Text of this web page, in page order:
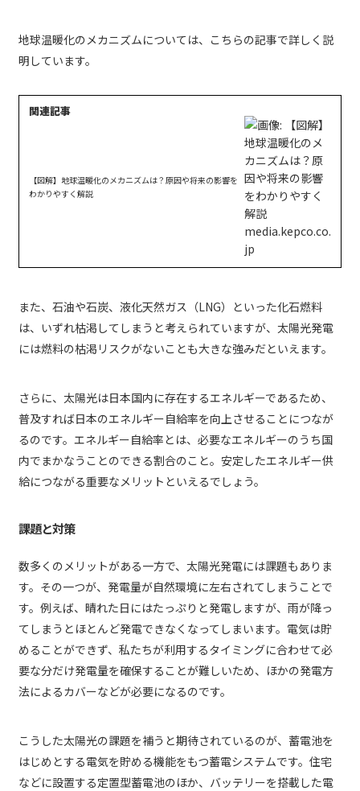
地球温暖化のメカニズムについては、こちらの記事で詳しく説
明しています。
【図解】地球温暖化のメカニズムは？原因や将来の影響を
わかりやすく解説
また、石油や石炭、液化天然ガス（LNG）といった化石燃料
は、いずれ枯渇してしまうと考えられていますが、太陽光発電
には燃料の枯渇リスクがないことも大きな強みだといえます。
さらに、太陽光は日本国内に存在するエネルギーであるため、
普及すれば日本のエネルギー自給率を向上させることにつなが
るのです。エネルギー自給率とは、必要なエネルギーのうち国
内でまかなうことのできる割合のこと。安定したエネルギー供
給につながる重要なメリットといえるでしょう。
課題と対策
数多くのメリットがある一方で、太陽光発電には課題もありま
す。その一つが、発電量が自然環境に左右されてしまうことで
す。例えば、晴れた日にはたっぷりと発電しますが、雨が降っ
てしまうとほとんど発電できなくなってしまいます。電気は貯
めることができず、私たちが利用するタイミングに合わせて必
要な分だけ発電量を確保することが難しいため、ほかの発電方
法によるカバーなどが必要になるのです。
こうした太陽光の課題を補うと期待されているのが、蓄電池を
はじめとする電気を貯める機能をもつ蓄電システムです。住宅
などに設置する定置型蓄電池のほか、バッテリーを搭載した電